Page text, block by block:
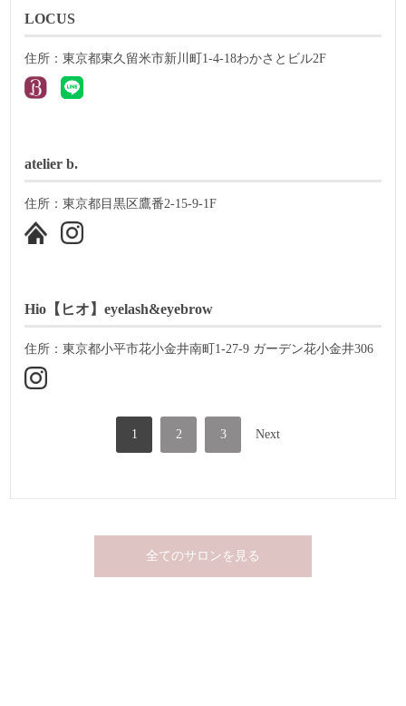
LOCUS
住所：東京都東久留米市新川町1-4-18わかさとビル2F
atelier b.
住所：東京都目黒区鷹番2-15-9-1F
Hio【ヒオ】eyelash&eyebrow
住所：東京都小平市花小金井南町1-27-9 ガーデン花小金井306
1 2 3 Next
全てのサロンを見る